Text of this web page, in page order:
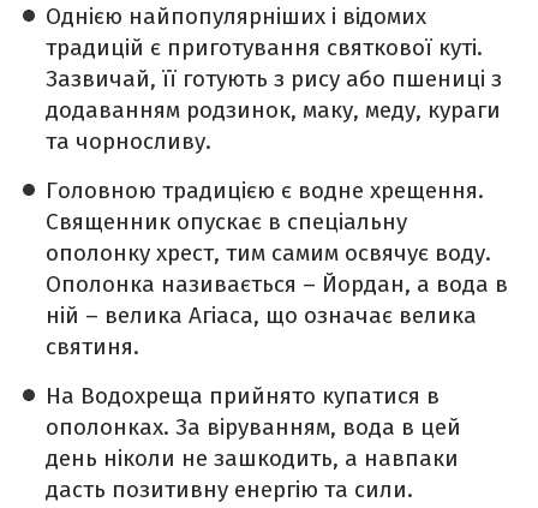
Однією найпопулярніших і відомих
традицій є приготування святкової куті.
Зазвичай, її готують з рису або пшениці з
додаванням родзинок, маку, меду, кураги
та чорносливу.
Головною традицією є водне хрещення.
Священник опускає в спеціальну
ополонку хрест, тим самим освячує воду.
Ополонка називається – Йордан, а вода в
ній – велика Агіаса, що означає велика
святиня.
На Водохреща прийнято купатися в
ополонках. За віруванням, вода в цей
день ніколи не зашкодить, а навпаки
дасть позитивну енергію та сили.